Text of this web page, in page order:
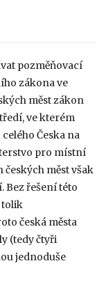
pozměňovací
zákona ve
měst zákon
ve kterém
Česka na
pro místní
českých měst však
Bez řešení této
tolik
česká města
(tedy čtyři
jednoduše